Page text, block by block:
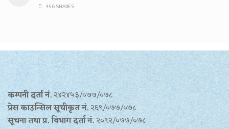
456 SHARES
कम्पनी दर्ता नं.२४२४५३/०७७/०७८
प्रेस काउन्सिल सूचीकृत नं.२६९/०७७/०७८
सूचना तथा प्र‍. विभाग दर्ता नं.२०९२/०७७/०७८